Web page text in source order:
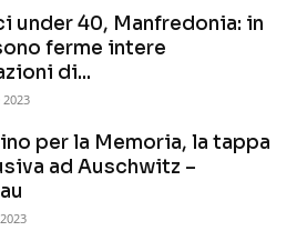
under 40, Manfredonia: in
ferme intere
di...
per la Memoria, la tappa
ad Auschwitz –